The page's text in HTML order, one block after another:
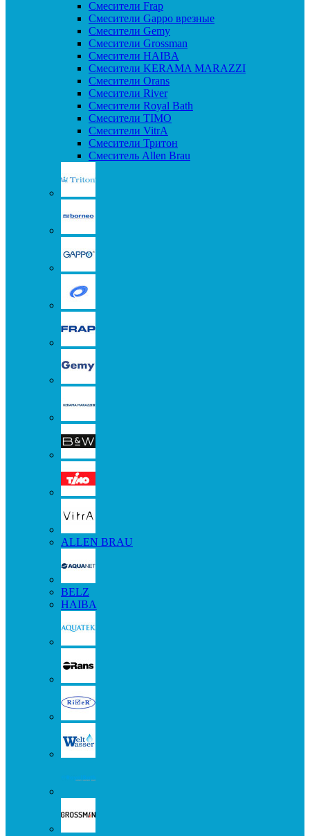
Смесители Frap
Смесители Gappo врезные
Смесители Gemy
Смесители Grossman
Смесители HAIBA
Смесители KERAMA MARAZZI
Смесители Orans
Смесители River
Смесители Royal Bath
Смесители TIMO
Смесители VitrA
Смесители Тритон
Смеситель Allen Brau
ALLEN BRAU
BELZ
HAIBA